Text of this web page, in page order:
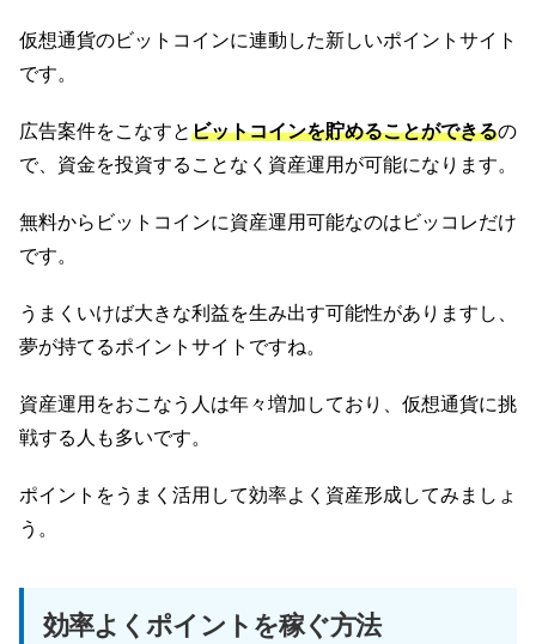
仮想通貨のビットコインに連動した新しいポイントサイト
です。
広告案件をこなすとビットコインを貯めることができるの
で、資金を投資することなく資産運用が可能になります。
無料からビットコインに資産運用可能なのはビッコレだけ
です。
うまくいけば大きな利益を生み出す可能性がありますし、
夢が持てるポイントサイトですね。
資産運用をおこなう人は年々増加しており、仮想通貨に挑
戦する人も多いです。
ポイントをうまく活用して効率よく資産形成してみましょ
う。
効率よくポイントを稼ぐ方法